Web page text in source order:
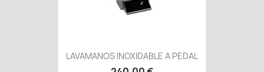
LAVAMANOS INOXIDABLE A PEDAL